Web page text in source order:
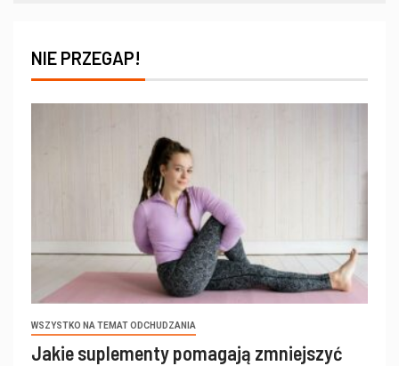
NIE PRZEGAP!
WSZYSTKO NA TEMAT ODCHUDZANIA
Jakie suplementy pomagają zmniejszyć